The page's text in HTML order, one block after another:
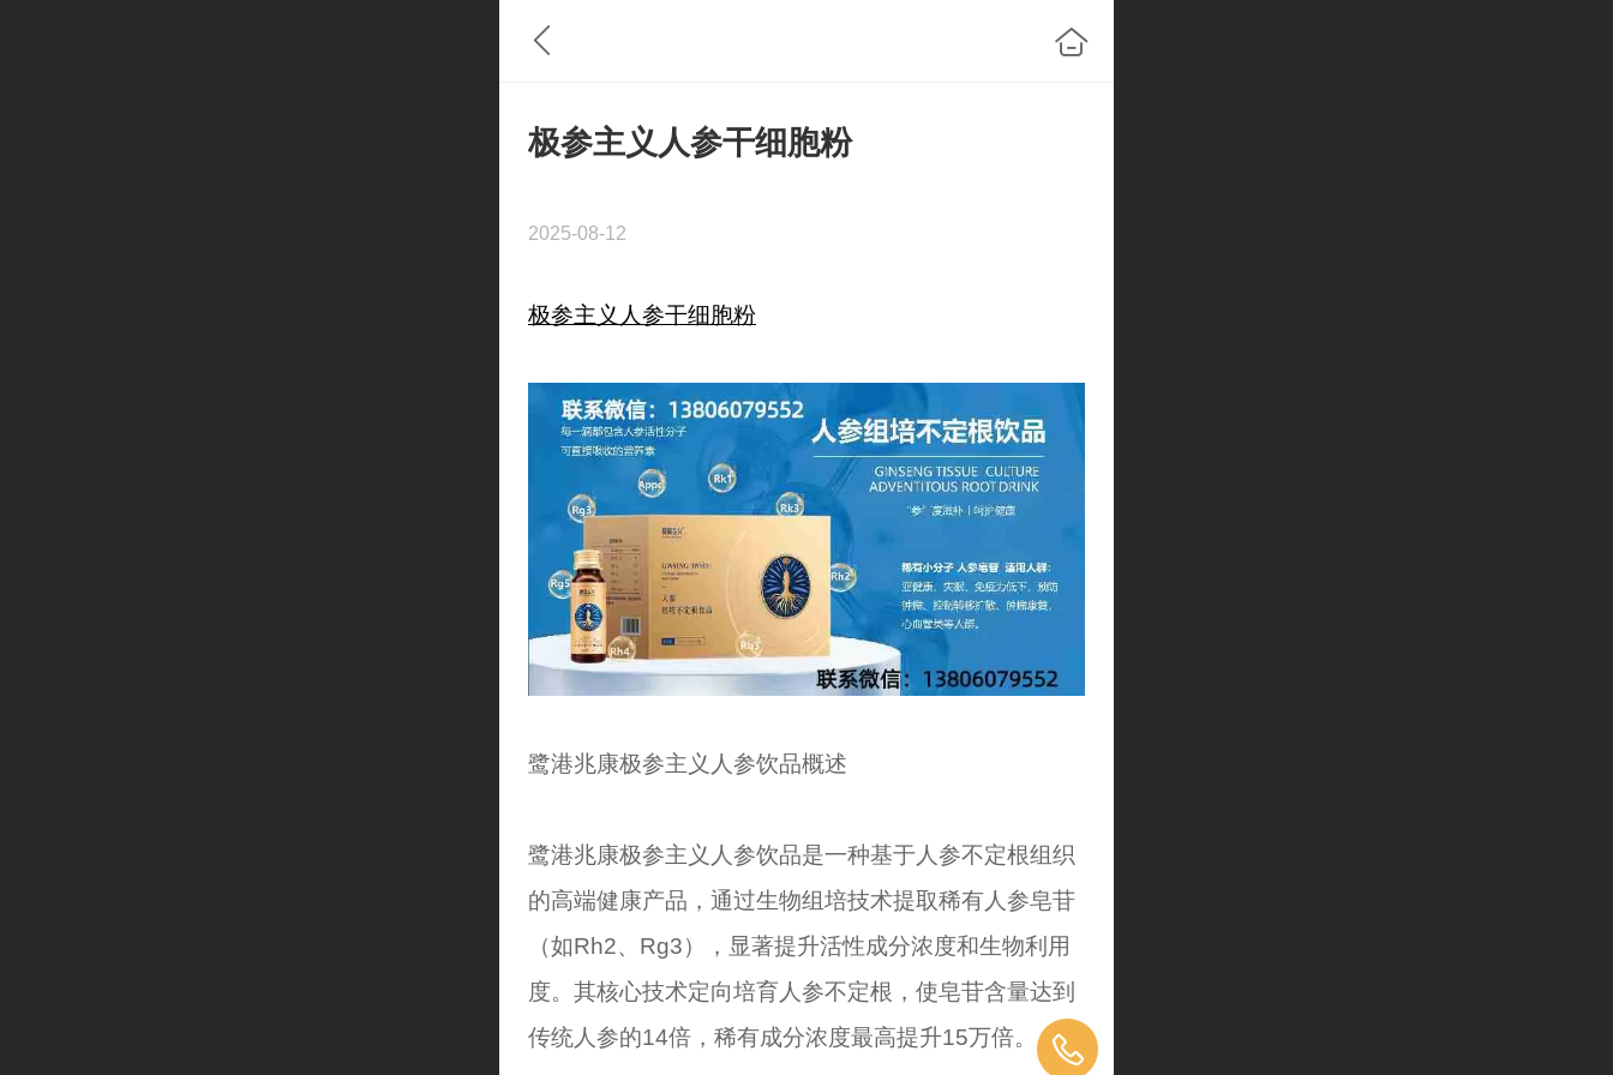
极参主义人参干细胞粉
2025-08-12
极参主义人参干细胞粉
鹭港兆康极参主义人参饮品概述
鹭港兆康极参主义人参饮品是一种基于人参不定根组织
的高端健康产品，通过生物组培技术提取稀有人参皂苷
（如Rh2、Rg3），显著提升活性成分浓度和生物利用
度。其核心技术定向培育人参不定根，使皂苷含量达到
传统人参的14倍，稀有成分浓度最高提升15万倍。